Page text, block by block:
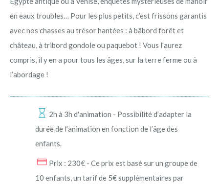
en eaux troubles… Pour les plus petits, c’est frissons garantis
avec nos chasses au trésor hantées : à bâbord forêt et
château, à tribord gondole ou paquebot ! Vous l’aurez
compris, il y en a pour tous les âges, sur la terre ferme ou à
l’abordage !
2h à 3h d′animation - Possibilité d’adapter la
durée de l’animation en fonction de l’âge des
enfants.
Prix : 230€ - Ce prix est basé sur un groupe de
10 enfants, un tarif de 5€ supplémentaires par